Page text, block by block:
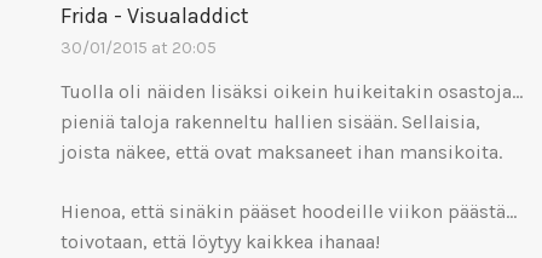
Frida - Visualaddict
30/01/2015 at 20:05
Tuolla oli näiden lisäksi oikein huikeitakin osastoja…
pieniä taloja rakenneltu hallien sisään. Sellaisia,
joista näkee, että ovat maksaneet ihan mansikoita.
Hienoa, että sinäkin pääset hoodeille viikon päästä…
toivotaan, että löytyy kaikkea ihanaa!